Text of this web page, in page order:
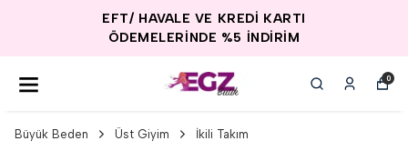
EFT/ HAVALE VE KREDİ KARTI
ÖDEMELERİNDE %5 İNDİRİM
0
Büyük Beden Üst Giyim İkili Takım